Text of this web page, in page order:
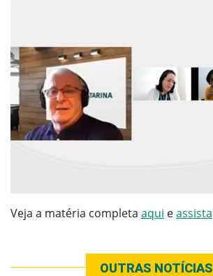
Veja a matéria completa aqui eassista
OUTRAS NOTÍCIAS